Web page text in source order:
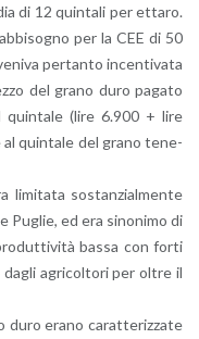
di 12 quin­ta­li per et­ta­ro.
per la CEE di 50
per­tan­to in­cen­ti­va­ta
del grano duro pa­ga­to
quin­ta­le (lire 6.900 + lire
al quin­ta­le del grano te­ne­
li­mi­ta­ta so­stan­zial­men­te
Pu­glie, ed era si­no­ni­mo di
bassa con forti
dagli agri­col­to­ri per oltre il
duro erano ca­rat­te­riz­za­te